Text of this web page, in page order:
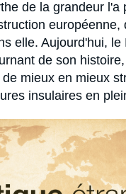
de la grandeur l'a
européenne,
elle. Aujourd'hui, le
de son
mieux en mieux
insulaires en